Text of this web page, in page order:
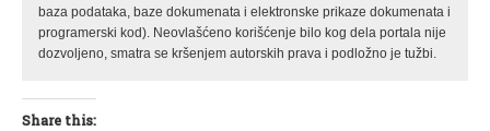
baza podataka, baze dokumenata i elektronske prikaze dokumenata i
programerski kod). Neovlašćeno korišćenje bilo kog dela portala nije
dozvoljeno, smatra se kršenjem autorskih prava i podložno je tužbi.
Share this: